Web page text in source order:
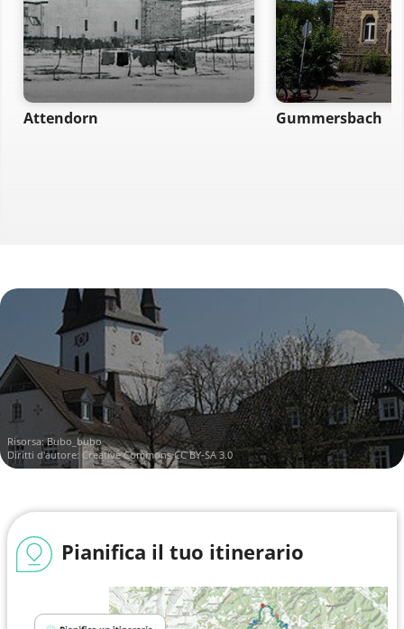
Attendorn Gummersbach
Risorsa:Bubo_bubo
Diritti d'autore: Creative Commons CC BY-SA 3.0
Pianifica il tuo itinerario